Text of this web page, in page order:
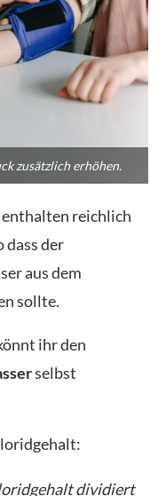
zusätzlich erhöhen.
reichlich
dass der
aus dem
sollte.
ihr den
selbst
dividiert